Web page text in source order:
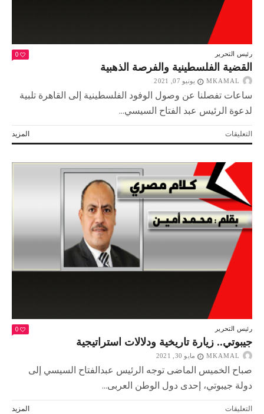
رئيس التحرير 0
القضية الفلسطينية والفرصة الذهبية
MKAMAL يونيو 07, 2021
ساعات تفصلنا عن وصول الوفود الفلسطينية إلى القاهرة تلبية
لدعوة الرئيس عبد الفتاح السيسي...
المزيد التعليقاتعلى
القضية
والفرصة
الذهبية
مغلقة
رئيس التحرير 0
جيبوتي.. زيارة تاريخية ودلالات استراتيجية
MKAMAL مايو 30, 2021
صباح الخميس الماضى توجه الرئيس عبدالفتاح السيسي إلى
دولة جيبوتي، إحدى دول الوطن العربى...
المزيد التعليقاتعلى